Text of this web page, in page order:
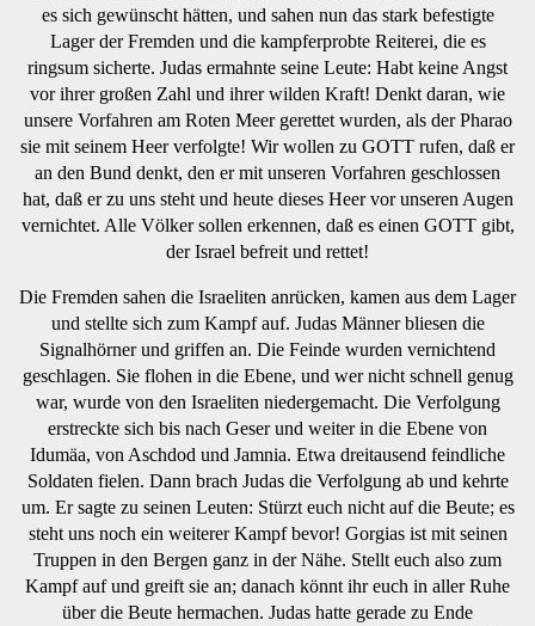
es sich gewünscht hätten, und sahen nun das stark befestigte
Lager der Fremden und die kampferprobte Reiterei, die es
ringsum sicherte. Judas ermahnte seine Leute: Habt keine Angst
vor ihrer großen Zahl und ihrer wilden Kraft! Denkt daran, wie
unsere Vorfahren am Roten Meer gerettet wurden, als der Pharao
sie mit seinem Heer verfolgte! Wir wollen zu GOTT rufen, daß er
an den Bund denkt, den er mit unseren Vorfahren geschlossen
hat, daß er zu uns steht und heute dieses Heer vor unseren Augen
vernichtet. Alle Völker sollen erkennen, daß es einen GOTT gibt,
der Israel befreit und rettet!
Die Fremden sahen die Israeliten anrücken, kamen aus dem Lager
und stellte sich zum Kampf auf. Judas Männer bliesen die
Signalhörner und griffen an. Die Feinde wurden vernichtend
geschlagen. Sie flohen in die Ebene, und wer nicht schnell genug
war, wurde von den Israeliten niedergemacht. Die Verfolgung
erstreckte sich bis nach Geser und weiter in die Ebene von
Idumäa, von Aschdod und Jamnia. Etwa dreitausend feindliche
Soldaten fielen. Dann brach Judas die Verfolgung ab und kehrte
um. Er sagte zu seinen Leuten: Stürzt euch nicht auf die Beute; es
steht uns noch ein weiterer Kampf bevor! Gorgias ist mit seinen
Truppen in den Bergen ganz in der Nähe. Stellt euch also zum
Kampf auf und greift sie an; danach könnt ihr euch in aller Ruhe
über die Beute hermachen. Judas hatte gerade zu Ende